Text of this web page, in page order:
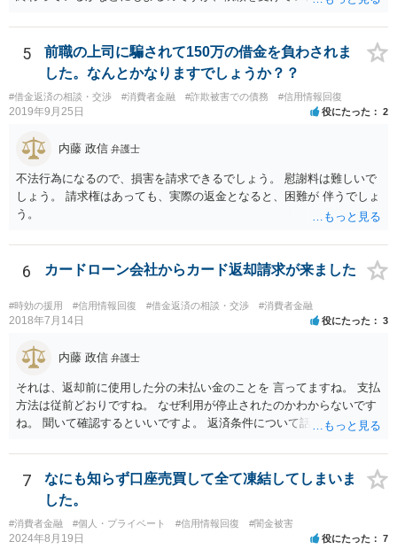
りませんが，官報をチェックしている人はほとんどいないと思われる
ため，知られる可能性は低いと思います。なお，戸籍などに載るので
はないかと心配される方がおられますが，そのようなことはありませ
ん。 ＜個人再生のデメリット＞ ・借金が減額されるとはいえ，３年～
５年間は返済を継続する必要がある。 ・所有している財産の価値が大
きい場合，借金が減らない場合がある。 ＜自己破産のデメリット＞ ・
借金の理由が問われ，場合によっては破産が認められない。 ・所有し
きない。 【③の回答】 ３０万円～６０万円程度かと思います。 弁護
て支払いのスケジュールを決めます。 なお，ご依頼後は借金を返済す
る必要はなくなるため，借金の返済に充てていた分を弁護士費用に充
てることが可能です。 【④の回答】 手続上の注意点が多いため，ご自
とをお勧めします。
険信号・異常信号と思って頂いて結構です。 もし、新しく依頼をされ
る場合は、 スケジュール感を確認してみてください。 ①●月●日受任
通知発送→②１～２か月で返答かえってくる。報告書作成しはじめる
→③さらに１カ月程度をめどに裁判所に破産申立て など教えてくれる
と思います（個人破産で破産費用も確保できている場合の例示なの
で、法人や積み立てが必要な場合はまた変わります。）
5
前職の上司に騙されて150万の借金を負わされま
した。なんとかなりますでしょうか？？
#借金返済の相談・交渉 #消費者金融 #詐欺被害での債務 #信用情報回復
2019年9月25日 役にたった 2
内藤 政信 弁護士
不法行為になるので、損害を請求できるでしょう。 慰謝料は難しいで
しょう。 請求権はあっても、実際の返金となると、困難が 伴うでしょ
う。
6 カードローン会社からカード返却請求が来ました
#時効の援用 #信用情報回復 #借金返済の相談・交渉 #消費者金融
2018年7月14日 役にたった 3
内藤 政信 弁護士
それは、返却前に使用した分の未払い金のことを 言ってますね。 支払
方法は従前どおりですね。 なぜ利用が停止されたのかわからないです
ね。 聞いて確認するといいですよ。 返済条件について話し合う事は当
7
なにも知らず口座売買して全て凍結してしまいま
した。
#消費者金融 #個人・プライベート #信用情報回復 #闇金被害
2024年8月19日 役にたった 7